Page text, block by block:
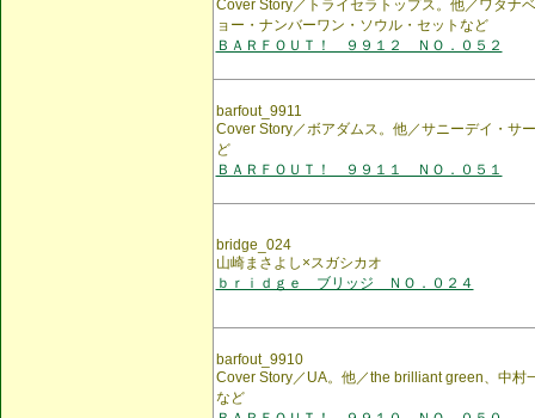
Cover Story／トライセラトップス。他／ワタナ
ョー・ナンバーワン・ソウル・セットなど
ＢＡＲＦＯＵＴ！ ９９１２ ＮＯ．０５２
barfout_9911
Cover Story／ボアダムス。他／サニーデイ・サ
ど
ＢＡＲＦＯＵＴ！ ９９１１ ＮＯ．０５１
bridge_024
山崎まさよし×スガシカオ
ｂｒｉｄｇｅ ブリッジ ＮＯ．０２４
barfout_9910
Cover Story／UA。他／the brilliant green、中村
など